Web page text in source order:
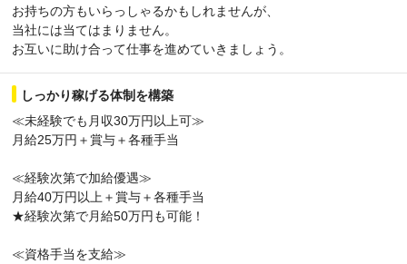
お持ちの方もいらっしゃるかもしれませんが、
当社には当てはまりません。
お互いに助け合って仕事を進めていきましょう。
しっかり稼げる体制を構築
≪未経験でも月収30万円以上可≫
月給25万円＋賞与＋各種手当
≪経験次第で加給優遇≫
月給40万円以上＋賞与＋各種手当
★経験次第で月給50万円も可能！
≪資格手当を支給≫